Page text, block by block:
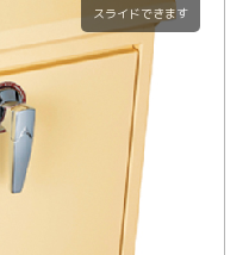
スライドできます